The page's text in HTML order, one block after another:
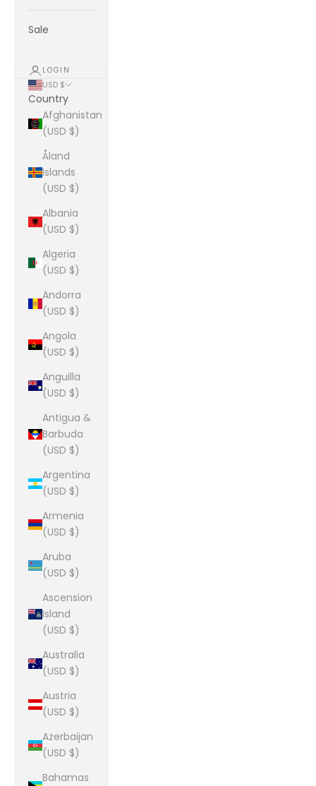
Sale
LOGIN
USD $
Country
Afghanistan
(USD $)
Åland
Islands
(USD $)
Albania
(USD $)
Algeria
(USD $)
Andorra
(USD $)
Angola
(USD $)
Anguilla
(USD $)
Antigua &
Barbuda
(USD $)
Argentina
(USD $)
Armenia
(USD $)
Aruba
(USD $)
Ascension
Island
(USD $)
Australia
(USD $)
Austria
(USD $)
Azerbaijan
(USD $)
Bahamas